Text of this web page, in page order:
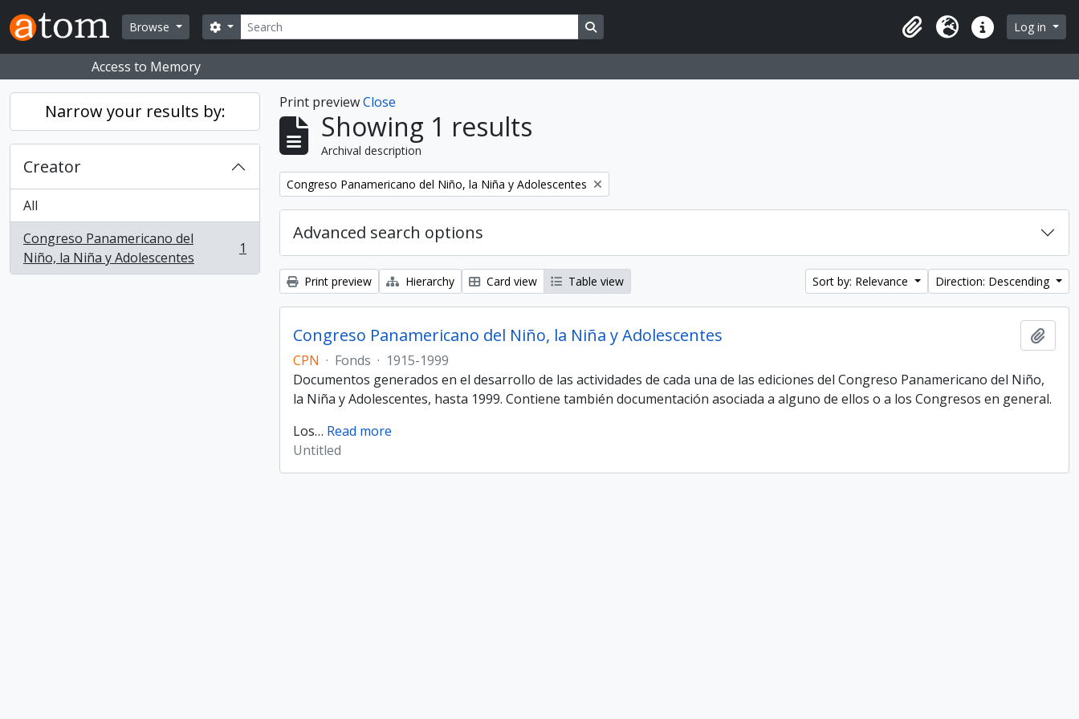
Skip to main content
Browse
Search
Search options
ClipboardLanguageQuick linksLog in
Access to Memory
Narrow your results by:
Creator
All
Congreso Panamericano del
Niño, la Niña y Adolescentes
, 1 results 1
Print previewClose
Showing 1 results
Archival description
Remove filter:
Congreso Panamericano del Niño, la Niña y Adolescentes
Advanced search options
Print preview Hierarchy Card view Table view Sort by: Relevance Direction: Descending
Congreso Panamericano del Niño, la Niña y Adolescentes
CPN · Fonds · 1915-1999
Documentos generados en el desarrollo de las actividades de cada una de las ediciones del Congreso Panamericano del Niño,
la Niña y Adolescentes, hasta 1999. Contiene también documentación asociada a alguno de ellos o a los Congresos en general.
Los… Read more
Untitled